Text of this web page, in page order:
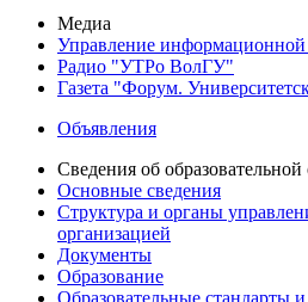
Медиа
Управление
Радио "УТРо ВолГУ"
Газета "Форум.
Объявления
Сведения об образовательной
Основные сведения
Структура и органы
организацией
Документы
Образование